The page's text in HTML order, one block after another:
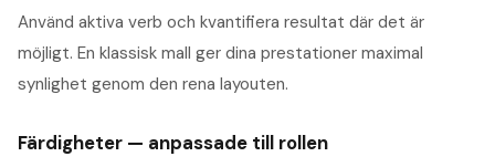
Använd aktiva verb och kvantifiera resultat där det är
möjligt. En klassisk mall ger dina prestationer maximal
synlighet genom den rena layouten.
Färdigheter — anpassade till rollen